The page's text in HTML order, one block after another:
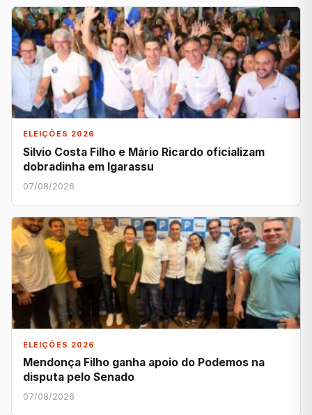
ELEIÇÕES 2026
Silvio Costa Filho e Mário Ricardo oficializam
dobradinha em Igarassu
07/08/2026
ELEIÇÕES 2026
Mendonça Filho ganha apoio do Podemos na
disputa pelo Senado
07/08/2026